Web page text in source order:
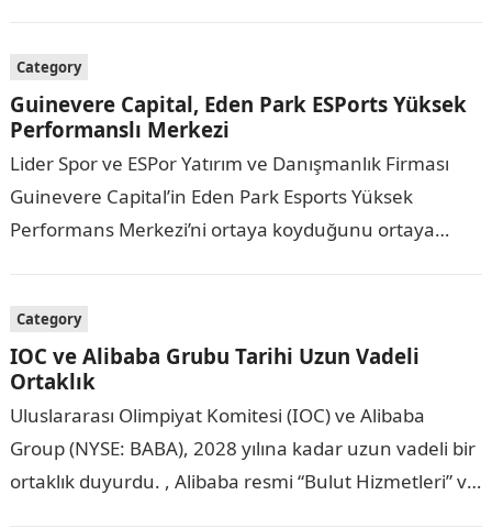
Category
Guinevere Capital, Eden Park ESPorts Yüksek
Performanslı Merkezi
Lider Spor ve ESPor Yatırım ve Danışmanlık Firması
Guinevere Capital’in Eden Park Esports Yüksek
Performans Merkezi’ni ortaya koyduğunu ortaya
Category
IOC ve Alibaba Grubu Tarihi Uzun Vadeli
Ortaklık
Uluslararası Olimpiyat Komitesi (IOC) ve Alibaba
Group (NYSE: BABA), 2028 yılına kadar uzun vadeli bir
ortaklık duyurdu. , Alibaba resmi “Bulut Hizmetleri” ve